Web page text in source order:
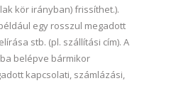
kör irányban) frissíthet.).
egy rosszul megadott
stb. (pl. szállítási cím). A
belépve bármikor
kapcsolati, számlázási,